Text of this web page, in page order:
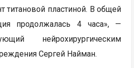
титановой пластиной. В общей
продолжалась 4 часа», —
нейрохирургическим
Сергей Найман.